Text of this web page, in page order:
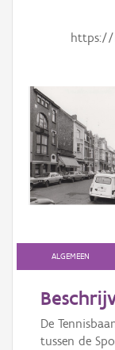
Thema
Gebeurtenis
Persoon of collectief
Downloads
Aanmelden
https://
ALGEMEEN
De
tussen de